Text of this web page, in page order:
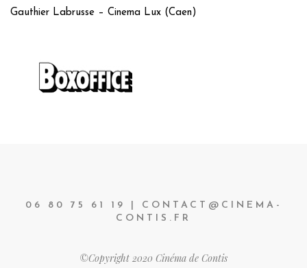
Gauthier Labrusse – Cinema Lux (Caen)
06 80 75 61 19 | CONTACT@CINEMA-
CONTIS.FR
©Copyright 2020 Cinéma de Contis